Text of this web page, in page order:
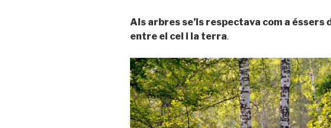
Als arbres se’ls respectava com a éssers
entre el cel i la terra.